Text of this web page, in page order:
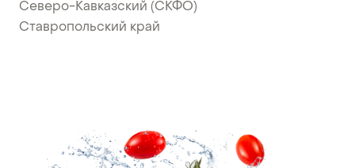
Северо-Кавказский (СКФО)
•Ставропольский край